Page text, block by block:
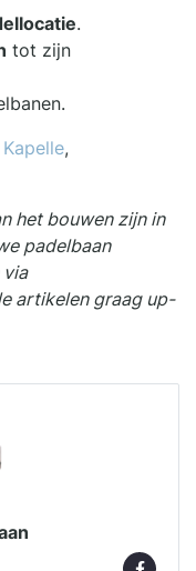
.
tot zijn
Kapelle,
het bouwen zijn in
padelbaan
artikelen graag up-